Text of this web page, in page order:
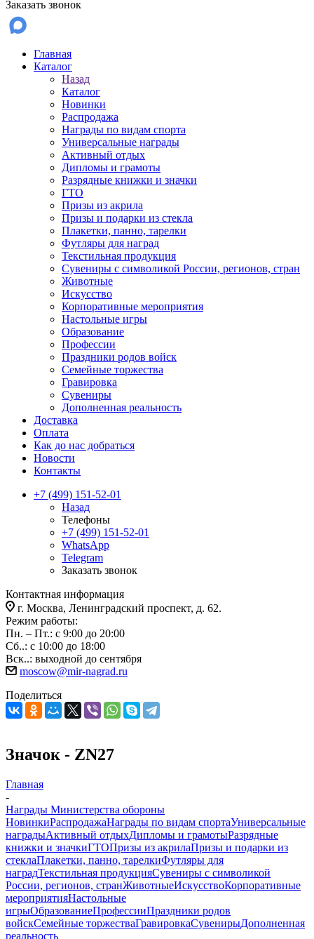
Заказать звонок
Главная
Каталог
Назад
Каталог
Новинки
Распродажа
Награды по видам спорта
Универсальные награды
Активный отдых
Дипломы и грамоты
Разрядные книжки и значки
ГТО
Призы из акрила
Призы и подарки из стекла
Плакетки, панно, тарелки
Футляры для наград
Текстильная продукция
Сувениры с символикой России, регионов, стран
Животные
Искусство
Корпоративные мероприятия
Настольные игры
Образование
Профессии
Праздники родов войск
Семейные торжества
Гравировка
Сувениры
Дополненная реальность
Доставка
Оплата
Как до нас добраться
Новости
Контакты
+7 (499) 151-52-01
Назад
Телефоны
+7 (499) 151-52-01
WhatsApp
Telegram
Заказать звонок
Контактная информация
г. Москва, Ленинградский проспект, д. 62.
Режим работы:
Пн. – Пт.: с 9:00 до 20:00
Сб..: с 10:00 до 18:00
Вск..: выходной до сентября
moscow@mir-nagrad.ru
Поделиться
Значок - ZN27
Главная
-
Награды Министерства обороны
НовинкиРаспродажаНаграды по видам спортаУниверсальные
наградыАктивный отдыхДипломы и грамотыРазрядные
книжки и значкиГТОПризы из акрилаПризы и подарки из
стеклаПлакетки, панно, тарелкиФутляры для
наградТекстильная продукцияСувениры с символикой
России, регионов, странЖивотныеИскусствоКорпоративные
мероприятияНастольные
игрыОбразованиеПрофессииПраздники родов
войскСемейные торжестваГравировкаСувенирыДополненная
реальность